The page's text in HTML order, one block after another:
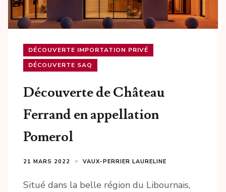
DÉCOUVERTE IMPORTATION PRIVÉ
DÉCOUVERTE SAQ
Découverte de Château
Ferrand en appellation
Pomerol
21 MARS 2022 VAUX-PERRIER LAURELINE
Situé dans la belle région du Libournais,